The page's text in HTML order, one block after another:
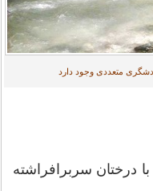
متعددی وجود دارد
درختان سربرافراشته